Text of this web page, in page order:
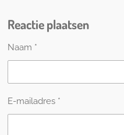
e
n
l
r
e
e
n
Reactie plaatsen
Naam *
E-mailadres *